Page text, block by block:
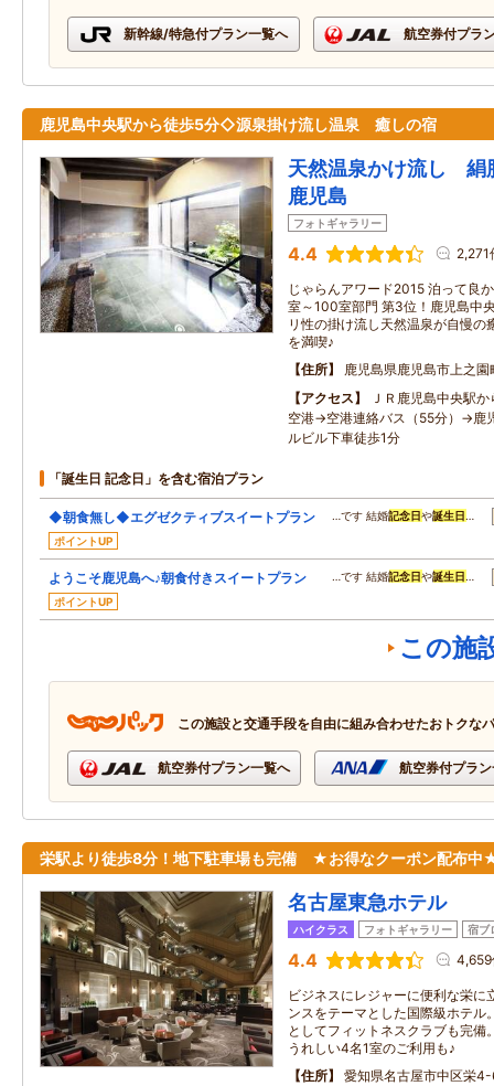
新幹線/特急付プラン一覧へ 航空券付プラ
鹿児島中央駅から徒歩5分◇源泉掛け流し温泉 癒しの宿
天然温泉かけ流し 絹
鹿児島
フォトギャラリー
4.4 2,271
じゃらんアワード2015 泊って良
室～100室部門 第3位！鹿児島中
リ性の掛け流し天然温泉が自慢の
を満喫♪
住所
鹿児島県鹿児島市上之
アクセス
ＪＲ鹿児島中央駅
空港→空港連絡バス（55分）→鹿
ルビル下車徒歩1分
「誕生日 記念日」を含む宿泊プラン
◆朝食無し◆エグゼクティブスイートプラン
ポイントUP
…です 結婚記念日や誕生日 …
ようこそ鹿児島へ♪朝食付きスイートプラン
ポイントUP
…です 結婚記念日や誕生日 …
この施
この施設と交通手段を自由に組み合わせたおトクな
航空券付プラン一覧へ 航空券付プラ
栄駅より徒歩8分！地下駐車場も完備 ★お得なクーポン配布中
名古屋東急ホテル
ハイクラス フォトギャラリー 宿ブ
4.4 4,659
ビジネスにレジャーに便利な栄に
ンスをテーマとした国際級ホテル
としてフィットネスクラブも完備
うれしい4名1室のご利用も♪
住所
愛知県名古屋市中区栄